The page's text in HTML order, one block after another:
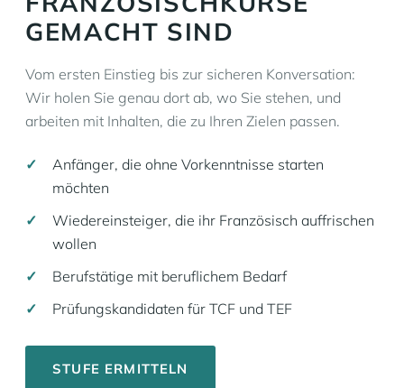
GEMACHT SIND
Vom ersten Einstieg bis zur sicheren Konversation:
Wir holen Sie genau dort ab, wo Sie stehen, und
arbeiten mit Inhalten, die zu Ihren Zielen passen.
Anfänger, die ohne Vorkenntnisse starten
möchten
Wiedereinsteiger, die ihr Französisch auffrischen
wollen
Berufstätige mit beruflichem Bedarf
Prüfungskandidaten für TCF und TEF
STUFE ERMITTELN